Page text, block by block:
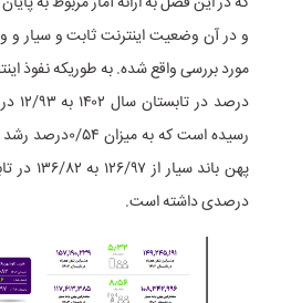
و در آن وضعیت اینترنت ثابت و سیار
رسیده است که به
درصدی داشته است.